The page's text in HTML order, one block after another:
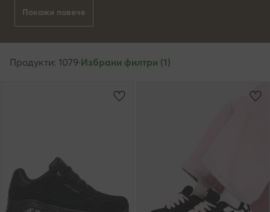
Покажи повече
Продукти: 1079·Избрани филтри (1)